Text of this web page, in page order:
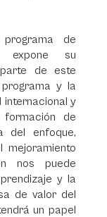
de
expone su
de este
y la
internacional y
de
del enfoque,
nos puede
y la
de valor del
un papel